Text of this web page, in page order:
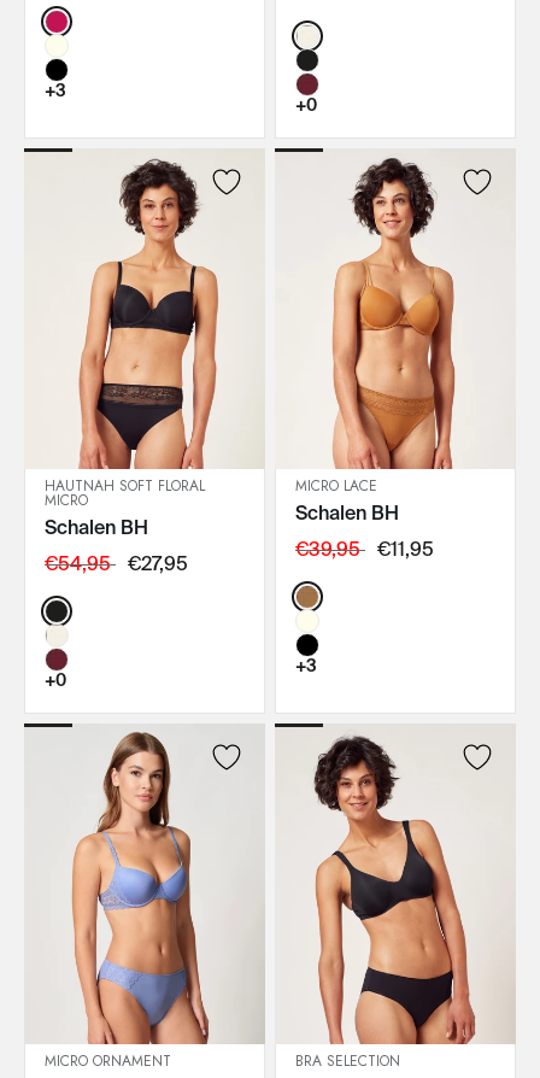
Color:
+3
Color:
+0
HAUTNAH SOFT FLORAL
MICRO
Schalen BH
€54,95 €27,95
Color:
+0
IN DEN WARENKORB
MICRO LACE
Schalen BH
€39,95 €11,95
Color:
+3
MICRO ORNAMENT
BRA SELECTION